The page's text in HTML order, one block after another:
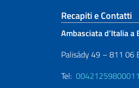
Sezione
Recapiti e Contatti
Ambasciata d’Italia a
Palisády 49 – 811 06
Tel: 00421259800011